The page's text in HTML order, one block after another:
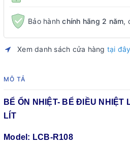
Bảo hànhchính hãng 2 năm,
Xem danh sách cửa hàng tại đây
MÔ TẢ
BỂ ỔN NHIỆT- BỂ ĐIỀU NHIỆT
LÍT
Model: LCB-R108